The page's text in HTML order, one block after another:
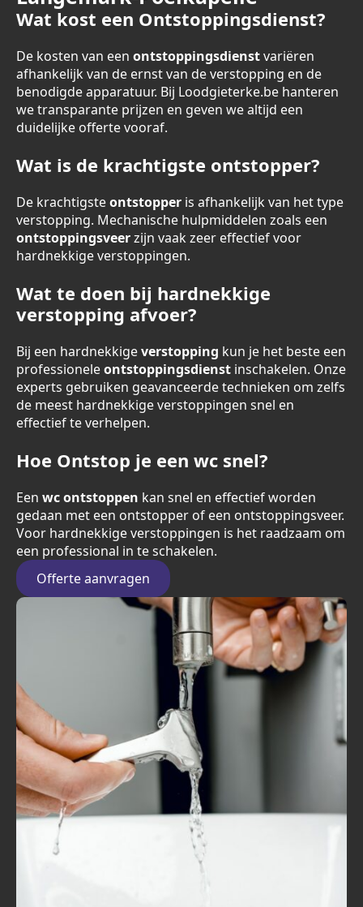
Wat kost een Ontstoppingsdienst?
De kosten van een ontstoppingsdienstvariëren
afhankelijk van de ernst van de verstopping en de
benodigde apparatuur. Bij Loodgieterke.be hanteren
we transparante prijzen en geven we altijd een
duidelijke offerte vooraf.
Wat is de krachtigste ontstopper?
De krachtigsteontstopper is afhankelijk van het type
verstopping. Mechanische hulpmiddelen zoals een
ontstoppingsveerzijn vaak zeer effectief voor
hardnekkige verstoppingen.
Wat te doen bij hardnekkige
verstopping afvoer?
Bij een hardnekkigeverstopping kun je het beste een
professioneleontstoppingsdienst inschakelen. Onze
experts gebruiken geavanceerde technieken om zelfs
de meest hardnekkige verstoppingen snel en
effectief te verhelpen.
Hoe Ontstop je een wc snel?
Een wc ontstoppen kan snel en effectief worden
gedaan met een ontstopper of een ontstoppingsveer.
Voor hardnekkige verstoppingen is het raadzaam om
een professional in te schakelen.
Offerte aanvragen